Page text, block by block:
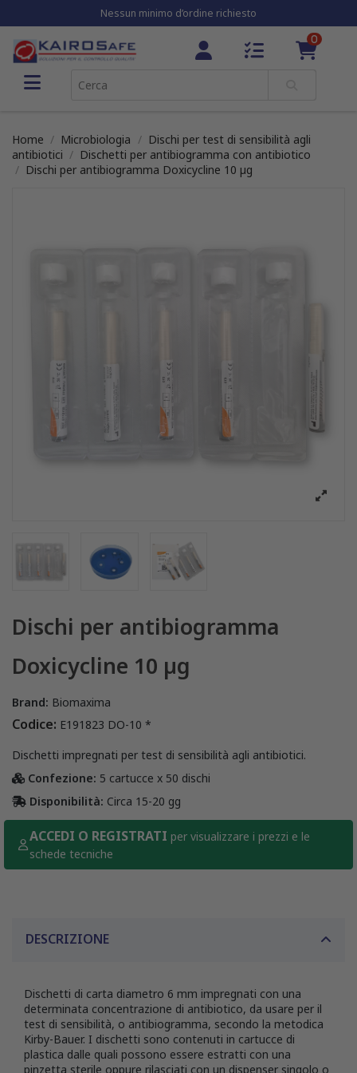
Nessun minimo d’ordine richiesto
0
Home Microbiologia
Dischi per test di sensibilità agli
antibiotici
Dischetti per antibiogramma con antibiotico
Dischi per antibiogramma Doxicycline 10 µg
Dischi per antibiogramma
Doxicycline 10 µg
Brand: Biomaxima
Codice: E191823 DO-10 *
Dischetti impregnati per test di sensibilità agli antibiotici.
Confezione: 5 cartucce x 50 dischi
Disponibilità: Circa 15-20 gg
ACCEDI O REGISTRATI per visualizzare i prezzi e le
schede tecniche
DESCRIZIONE
Dischetti di carta diametro 6 mm impregnati con una
determinata concentrazione di antibiotico, da usare per il
test di sensibilità, o antibiogramma, secondo la metodica
Kirby-Bauer. I dischetti sono contenuti in cartucce di
plastica dalle quali possono essere estratti con una
pinzetta sterile oppure rilasciati con un dispenser singolo o